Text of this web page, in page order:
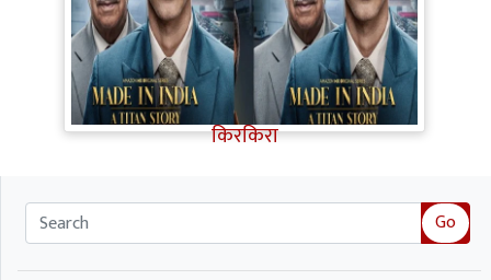
Made in India A Titan Story Review:
शानदार एक्टिंग, दमदार कहानी, फिर भी इन
कमजोरियों ने Titan Story का मजा किया
किरकिरा
Go